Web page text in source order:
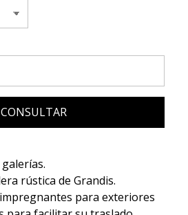
CONSULTAR
rústica de Grandis.
para exteriores